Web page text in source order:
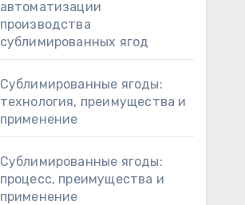
автоматизации
производства
сублимированных ягод
Сублимированные ягоды:
технология, преимущества и
применение
Сублимированные ягоды:
процесс, преимущества и
применение